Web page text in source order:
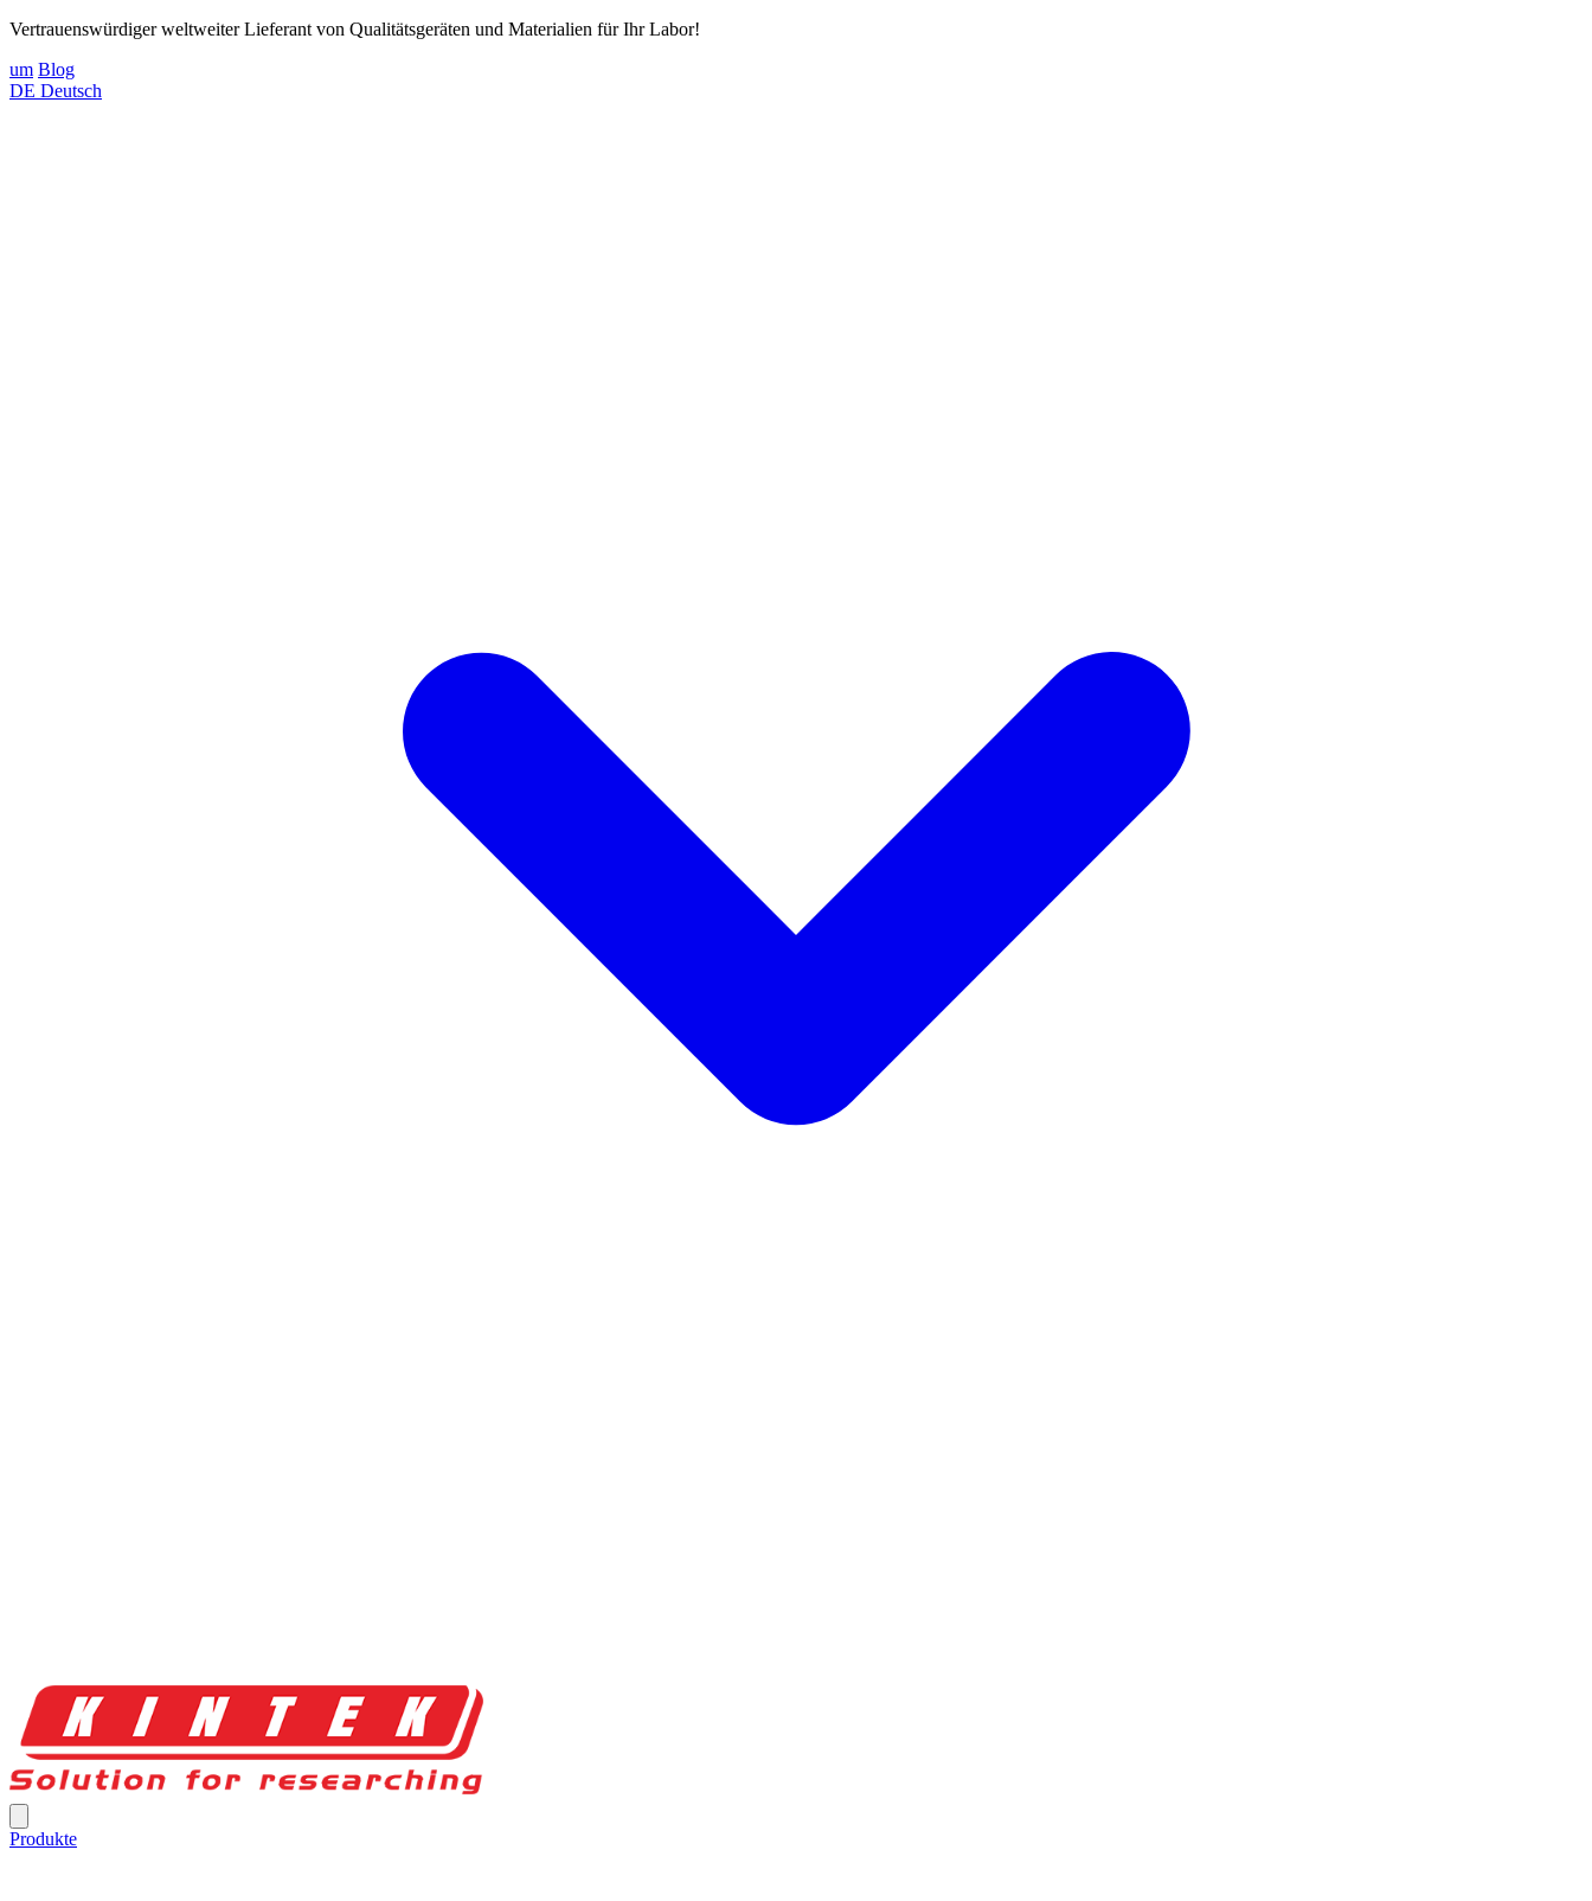
Vertrauenswürdiger weltweiter Lieferant von Qualitätsgeräten und Materialien für Ihr Labor!
um Blog
DE Deutsch
Produkte